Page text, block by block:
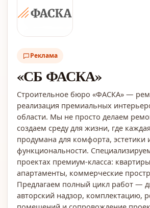
Реклама
«СБ ФАСКА»
Строительное бюро «ФАСКА» —
реализация премиальных
области. Мы не просто делаем
создаем среду для жизни, где
продумана для комфорта, эстетики
функциональности.
проектах премиум-класса:
апартаменты, коммерческие
Предлагаем полный цикл работ —
авторский надзор, комплектацию,